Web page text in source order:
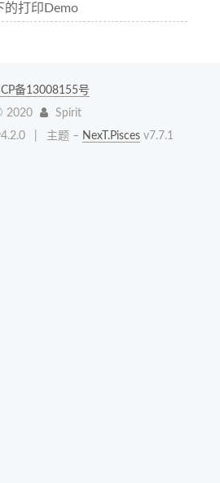
打印Demo
备13008155号
2020
Spirit
主题 – NexT.Pisces v7.7.1